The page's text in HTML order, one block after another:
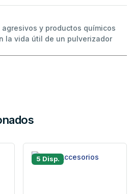
y productos químicos
la vida útil de un pulverizador
5 Disp.